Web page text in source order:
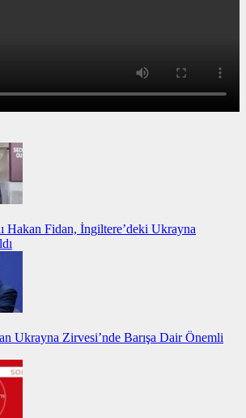
Hakan Fidan, İngiltere’deki Ukrayna
Ukrayna Zirvesi’nde Barışa Dair Önemli